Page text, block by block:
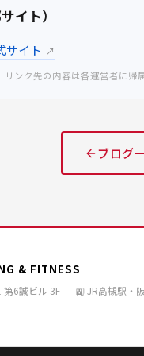
イト）
サイト ↗
ンク先の内容は各運営者に帰属
ブログ
& FITNESS
第6誠ビル 3F
🚉 JR高槻駅・